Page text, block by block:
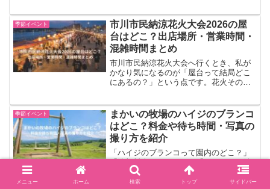
ひまわりの里は春と夏で咲く時期や雰囲
気が違うので、目的に合...
季節イベント
市川市民納涼花火大会2026の屋
台はどこ？出店場所・営業時間・
混雑時間まとめ
市川市民納涼花火大会へ行くとき、私が
かなり気になるのが「屋台って結局どこ
にあるの？」という点です。花火そのも
祭りの空気ごと味わいたいですよね！そ
こでこの記事では、202...
季節イベント
まかいの牧場のハイジのブランコ
はどこ？料金や待ち時間・写真の
撮り方を紹介
「ハイジのブランコって園内のどこ？」
ぶの？」と気になっている方は多いです
よね。まかいの牧場のハイジのブランコ
メニュー ホーム 検索 トップ サイドバー